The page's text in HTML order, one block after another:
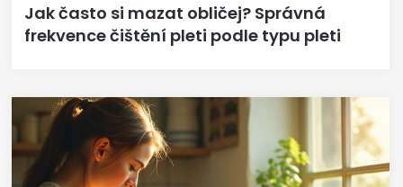
Jak často si mazat obličej? Správná
frekvence čištění pleti podle typu pleti